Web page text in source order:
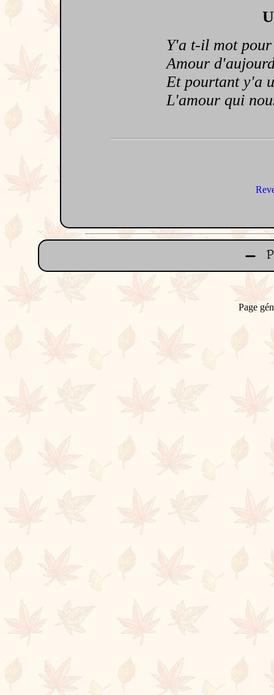
Y'a t-il mot pour
Amour
Et pourtant y'a
L'amour qui
Page